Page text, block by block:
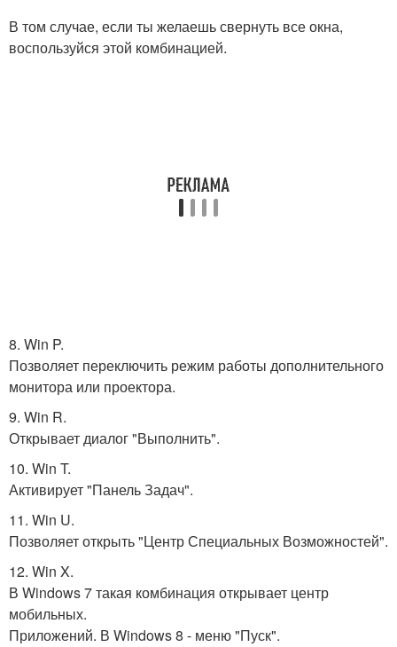
В том случае, если ты желаешь свернуть все окна,
воспользуйся этой комбинацией.
8. Win P.
Позволяет переключить режим работы дополнительного
монитора или проектора.
9. Win R.
Открывает диалог "Выполнить".
10. Win T.
Активирует "Панель Задач".
11. Win U.
Позволяет открыть "Центр Специальных Возможностей".
12. Win X.
В Windows 7 такая комбинация открывает центр
мобильных.
Приложений. В Windows 8 - меню "Пуск".